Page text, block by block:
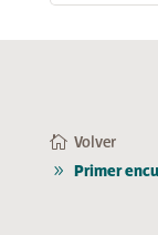
Volver
Primer